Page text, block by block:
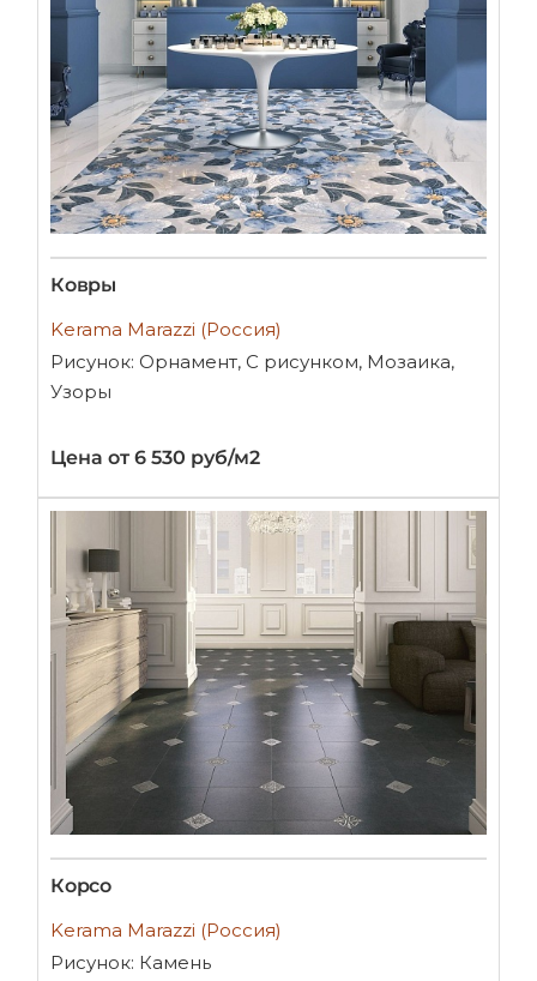
Ковры
Kerama Marazzi (Россия)
Рисунок: Орнамент, С рисунком, Мозаика,
Узоры
Цена от 6 530 руб/м2
Корсо
Kerama Marazzi (Россия)
Рисунок: Камень